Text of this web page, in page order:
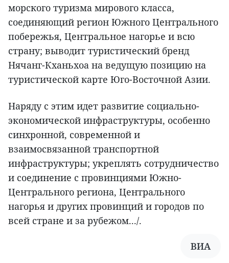
морского туризма мирового класса,
соединяющий регион Южного Центрального
побережья, Центральное нагорье и всю
страну; выводит туристический бренд
Нячанг-Кханьхоа на ведущую позицию на
туристической карте Юго-Восточной Азии.
Наряду с этим идет развитие социально-
экономической инфраструктуры, особенно
синхронной, современной и
взаимосвязанной транспортной
инфраструктуры; укреплять сотрудничество
и соединение с провинциями Южно-
Центрального региона, Центрального
нагорья и других провинций и городов по
всей стране и за рубежом.../.
ВИА